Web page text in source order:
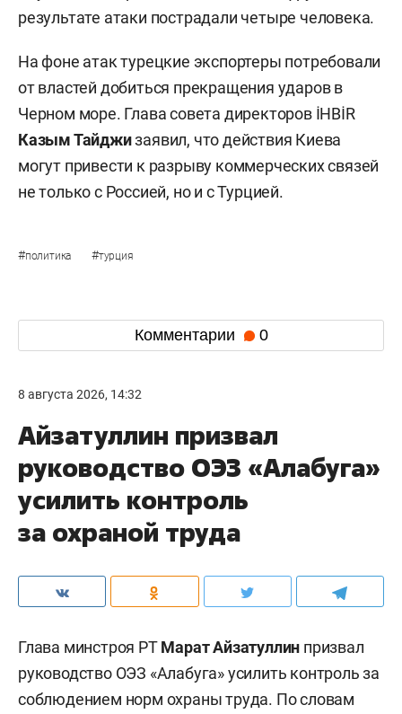
результате атаки пострадали четыре человека.
На фоне атак турецкие экспортеры потребовали
от властей добиться прекращения ударов в
Черном море. Глава совета директоров İHBİR
Казым Тайджизаявил, что действия Киева
могут привести к разрыву коммерческих связей
не только с Россией, но и с Турцией.
#политика #турция
Комментарии 0
8 августа 2026, 14:32
Айзатуллин призвал
руководство ОЭЗ «Алабуга»
усилить контроль
за охраной труда
Глава минстроя РТМарат Айзатуллин призвал
руководство ОЭЗ «Алабуга» усилить контроль за
соблюдением норм охраны труда. По словам